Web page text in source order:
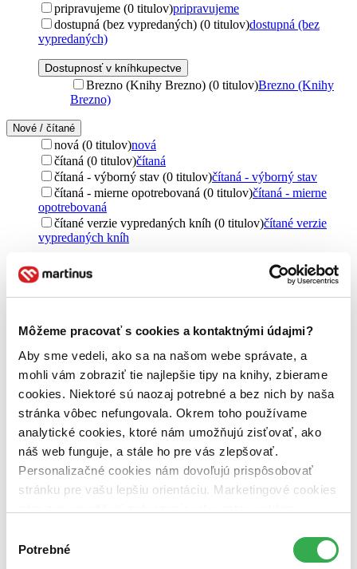
Môžeme pracovať s cookies a kontaktnými údajmi?
Aby sme vedeli, ako sa na našom webe správate, a
mohli vám zobraziť tie najlepšie tipy na knihy, zbierame
cookies. Niektoré sú naozaj potrebné a bez nich by naša
stránka vôbec nefungovala. Okrem toho používame
analytické cookies, ktoré nám umožňujú zisťovať, ako
náš web funguje, a stále ho pre vás zlepšovať.
Personalizačné cookies nám dovoľujú prispôsobovať
stránku pre vašu lepšiu orientáciu. Marketingové cookies
nám pomohlo, keby sme mohli používať všetky tieto
súhlasu
Potrebné
pripravujeme (0 titulov)pripravujeme
dostupná (bez vypredaných) (0 titulov)dostupná (bez
vypredaných)
Dostupnosť v kníhkupectve
Brezno (Knihy Brezno) (0 titulov)Brezno (Knihy
Brezno)
Nové / čítané
nová (0 titulov)nová
čítaná (0 titulov)čítaná
čítaná - výborný stav (0 titulov)čítaná - výborný stav
čítaná - mierne opotrebovaná (0 titulov)čítaná - mierne
opotrebovaná
čítané verzie vypredaných kníh (0 titulov)čítané verzie
vypredaných kníh
Jazyk
slovenčina (3 tituly)
príroda (3 tituly)príroda3
Autor
Karol Kaliský (3 tituly)Karol Kaliský3
Vydavateľstvo
Arolla Film (3 tituly) Arolla Film3
Väzba
pevná väzba
pevná väzba s prebalom (1 titul)pevná väzba s prebalom
Zoradiť